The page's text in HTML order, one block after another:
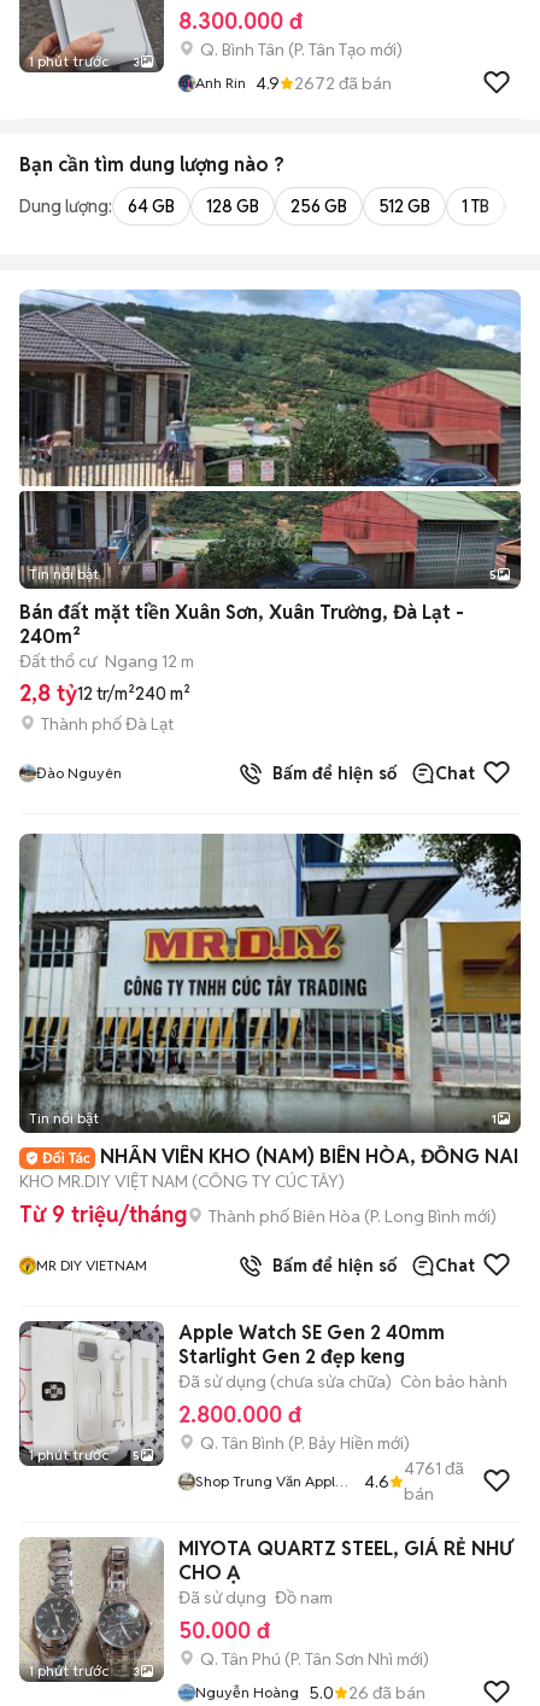
1 phút trước 3
8.300.000 đ
Q. Bình Tân (P. Tân Tạo mới)
Anh Rin 4.9 2672 đã bán
Bạn cần tìm dung lượng nào ?
Dung lượng: 64 GB 128 GB 256 GB 512 GB 1 TB
Tin nổi bật 5
Bán đất mặt tiền Xuân Sơn, Xuân Trường, Đà Lạt -
240m²
Đất thổ cư Ngang 12 m
2,8 tỷ12 tr/m²240 m²
Thành phố Đà Lạt
Đào Nguyên Bấm để hiện số Chat
Tin nổi bật 1
NHÂN VIÊN KHO (NAM) BIÊN HÒA, ĐỒNG NAI
KHO MR.DIY VIỆT NAM (CÔNG TY CÚC TÂY)
Từ 9 triệu/tháng Thành phố Biên Hòa (P. Long Bình mới)
MR DIY VIETNAM Bấm để hiện số Chat
1 phút trước 5
Apple Watch SE Gen 2 40mm
Starlight Gen 2 đẹp keng
Đã sử dụng (chưa sửa chữa) Còn bảo hành
2.800.000 đ
Q. Tân Bình (P. Bảy Hiền mới)
Shop Trung Văn Apple
4.6
4761 đã
bán
1 phút trước 3
MIYOTA QUARTZ STEEL, GIÁ RẺ NHƯ
CHO Ạ
Đã sử dụng Đồ nam
50.000 đ
Q. Tân Phú (P. Tân Sơn Nhì mới)
Nguyễn Hoàng 5.0 26 đã bán